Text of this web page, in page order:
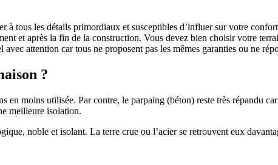
tous les détails primordiaux et susceptibles d’influer sur votre
et après la fin de la construction. Vous devez bien choisir votre
attention car tous ne proposent pas les mêmes garanties ou ne
?
moins utilisée. Par contre, le parpaing (béton) reste très répandu
meilleure isolation.
noble et isolant. La terre crue ou l’acier se retrouvent eux